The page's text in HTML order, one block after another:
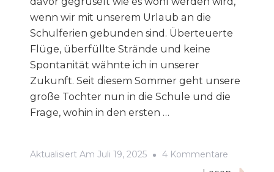
wenn wir mit unserem Urlaub an die
Schulferien gebunden sind. Überteuerte
Flüge, überfüllte Strände und keine
Spontanität wähnte ich in unserer
Zukunft. Seit diesem Sommer geht unsere
große Tochter nun in die Schule und die
Frage, wohin in den ersten …
Aktualisiert Am Juli 19, 2025 4 Kommentare